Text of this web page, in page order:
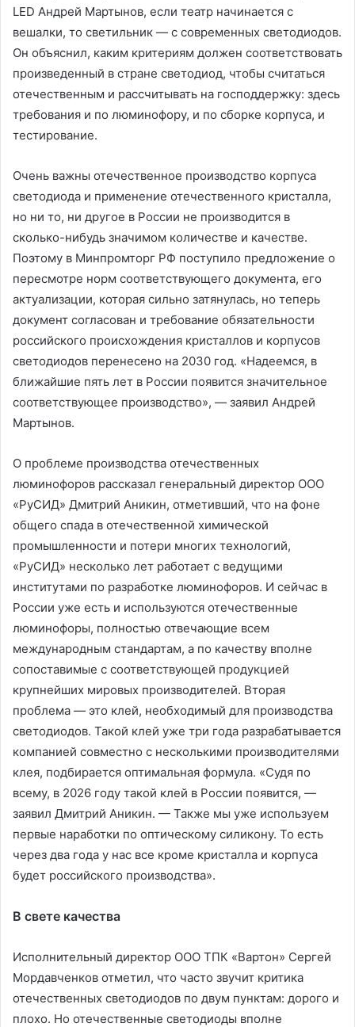
LED Андрей Мартынов, если театр начинается с
вешалки, то светильник — с современных светодиодов.
Он объяснил, каким критериям должен соответствовать
произведенный в стране светодиод, чтобы считаться
отечественным и рассчитывать на господдержку: здесь
требования и по люминофору, и по сборке корпуса, и
тестирование.
Очень важны отечественное производство корпуса
светодиода и применение отечественного кристалла,
но ни то, ни другое в России не производится в
сколько-нибудь значимом количестве и качестве.
Поэтому в Минпромторг РФ поступило предложение о
пересмотре норм соответствующего документа, его
актуализации, которая сильно затянулась, но теперь
документ согласован и требование обязательности
российского происхождения кристаллов и корпусов
светодиодов перенесено на 2030 год. «Надеемся, в
ближайшие пять лет в России появится значительное
соответствующее производство», — заявил Андрей
Мартынов.
О проблеме производства отечественных
люминофоров рассказал генеральный директор ООО
«РуСИД» Дмитрий Аникин, отметивший, что на фоне
общего спада в отечественной химической
промышленности и потери многих технологий,
«РуСИД» несколько лет работает с ведущими
институтами по разработке люминофоров. И сейчас в
России уже есть и используются отечественные
люминофоры, полностью отвечающие всем
международным стандартам, а по качеству вполне
сопоставимые с соответствующей продукцией
крупнейших мировых производителей. Вторая
проблема — это клей, необходимый для производства
светодиодов. Такой клей уже три года разрабатывается
компанией совместно с несколькими производителями
клея, подбирается оптимальная формула. «Судя по
всему, в 2026 году такой клей в России появится, —
заявил Дмитрий Аникин. — Также мы уже используем
первые наработки по оптическому силикону. То есть
через два года у нас все кроме кристалла и корпуса
будет российского производства».
В свете качества
Исполнительный директор ООО ТПК «Вартон» Сергей
Мордавченков отметил, что часто звучит критика
отечественных светодиодов по двум пунктам: дорого и
плохо. Но отечественные светодиоды вполне